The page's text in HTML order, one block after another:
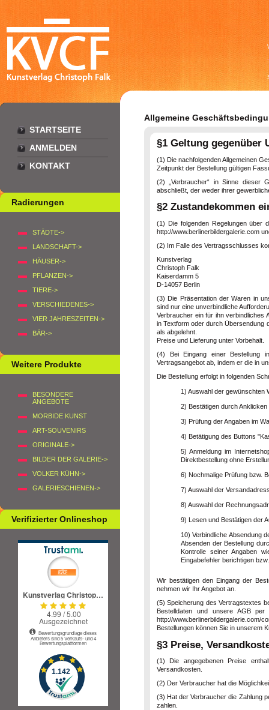
STARTSEITE
ANMELDEN
KONTAKT
Radierungen
STÄDTE->
LANDSCHAFT->
HÄUSER->
PFLANZEN->
TIERE->
VERSCHIEDENES->
VIER JAHRESZEITEN->
BÄR->
Weitere Produkte
BESONDERE
ANGEBOTE
MORBIDE KUNST
ART-SOUVENIRS
ORIGINALE->
BILDER DER GALERIE->
VOLKER KÜHN->
GALERIESCHIENEN->
Verifizierter Onlineshop
Allgemeine
§1 Geltung gegenüber
(1) Die nachfolgenden Allgemeinen
Zeitpunkt der Bestellung gültigen
(2) „Verbraucher“ in Sinne dieser
abschließt, der weder ihrer
§2 Zustandekommen
(1) Die folgenden Regelungen über
http://www.berlinerbildergalerie.com
(2) Im Falle des Vertragsschlusses
Kunstverlag
Christoph Falk
Kaiserdamm 5
D-14057 Berlin
(3) Die Präsentation der Waren in
sind nur eine unverbindliche
Verbraucher ein für ihn verbindliches
in Textform oder durch Übersendung
als abgelehnt.
Preise und Lieferung unter Vorbehalt.
(4) Bei Eingang einer Bestellung
Vertragsangebot ab, indem er die in
Die Bestellung erfolgt in folgenden
1) Auswahl der gewünschten
2) Bestätigen durch
3) Prüfung der Angaben im
4) Betätigung des Buttons
5) Anmeldung im
Direktbestellung ohne
6) Nochmalige Prüfung bzw.
7) Auswahl der
8) Auswahl der
9) Lesen und Bestätigen der
10) Verbindliche Absendung
Absenden der Bestellung
Kontrolle seiner Angaben
Eingabefehler berichtigen
Wir bestätigen den Eingang der
nehmen wir Ihr Angebot an.
(5) Speicherung des Vertragstextes
Bestelldaten und unsere AGB per
http://www.berlinerbildergalerie.com/
Bestellungen können Sie in unserem
§3 Preise,
(1) Die angegebenen Preise
Versandkosten.
(2) Der Verbraucher hat die
(3) Hat der Verbraucher die Zahlung
zahlen.